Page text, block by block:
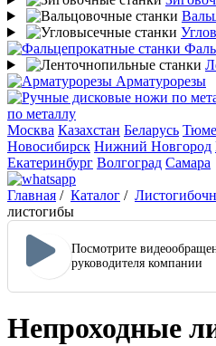
Арматурорезы
по металлу
Москва Казахстан Беларусь
Новосибирск Нижний Новгород
Екатеринбург Волгоград Самара
Главная / Каталог /
листогибы
Посмотрите
руководителя компании
Непроходные